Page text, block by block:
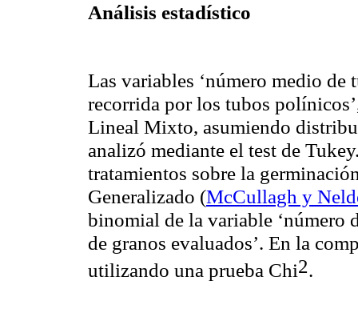
Análisis estadístico
Las variables ‘número medio de
recorrida por los tubos
Lineal Mixto, asumiendo
analizó mediante el test de
tratamientos sobre la
Generalizado (McCullagh y
binomial de la variable ‘número
de granos evaluados’. En la
utilizando una prueba Chi2.